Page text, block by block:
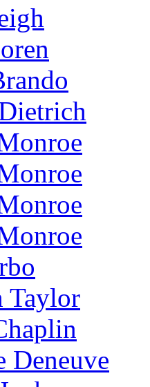
Taylor
Deneuve